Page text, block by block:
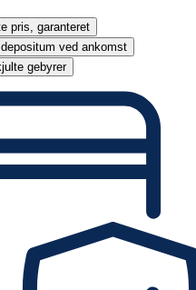
pris, garanteret
ved ankomst
gebyrer